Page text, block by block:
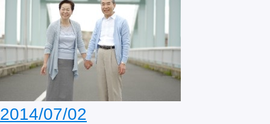
2014/07/02